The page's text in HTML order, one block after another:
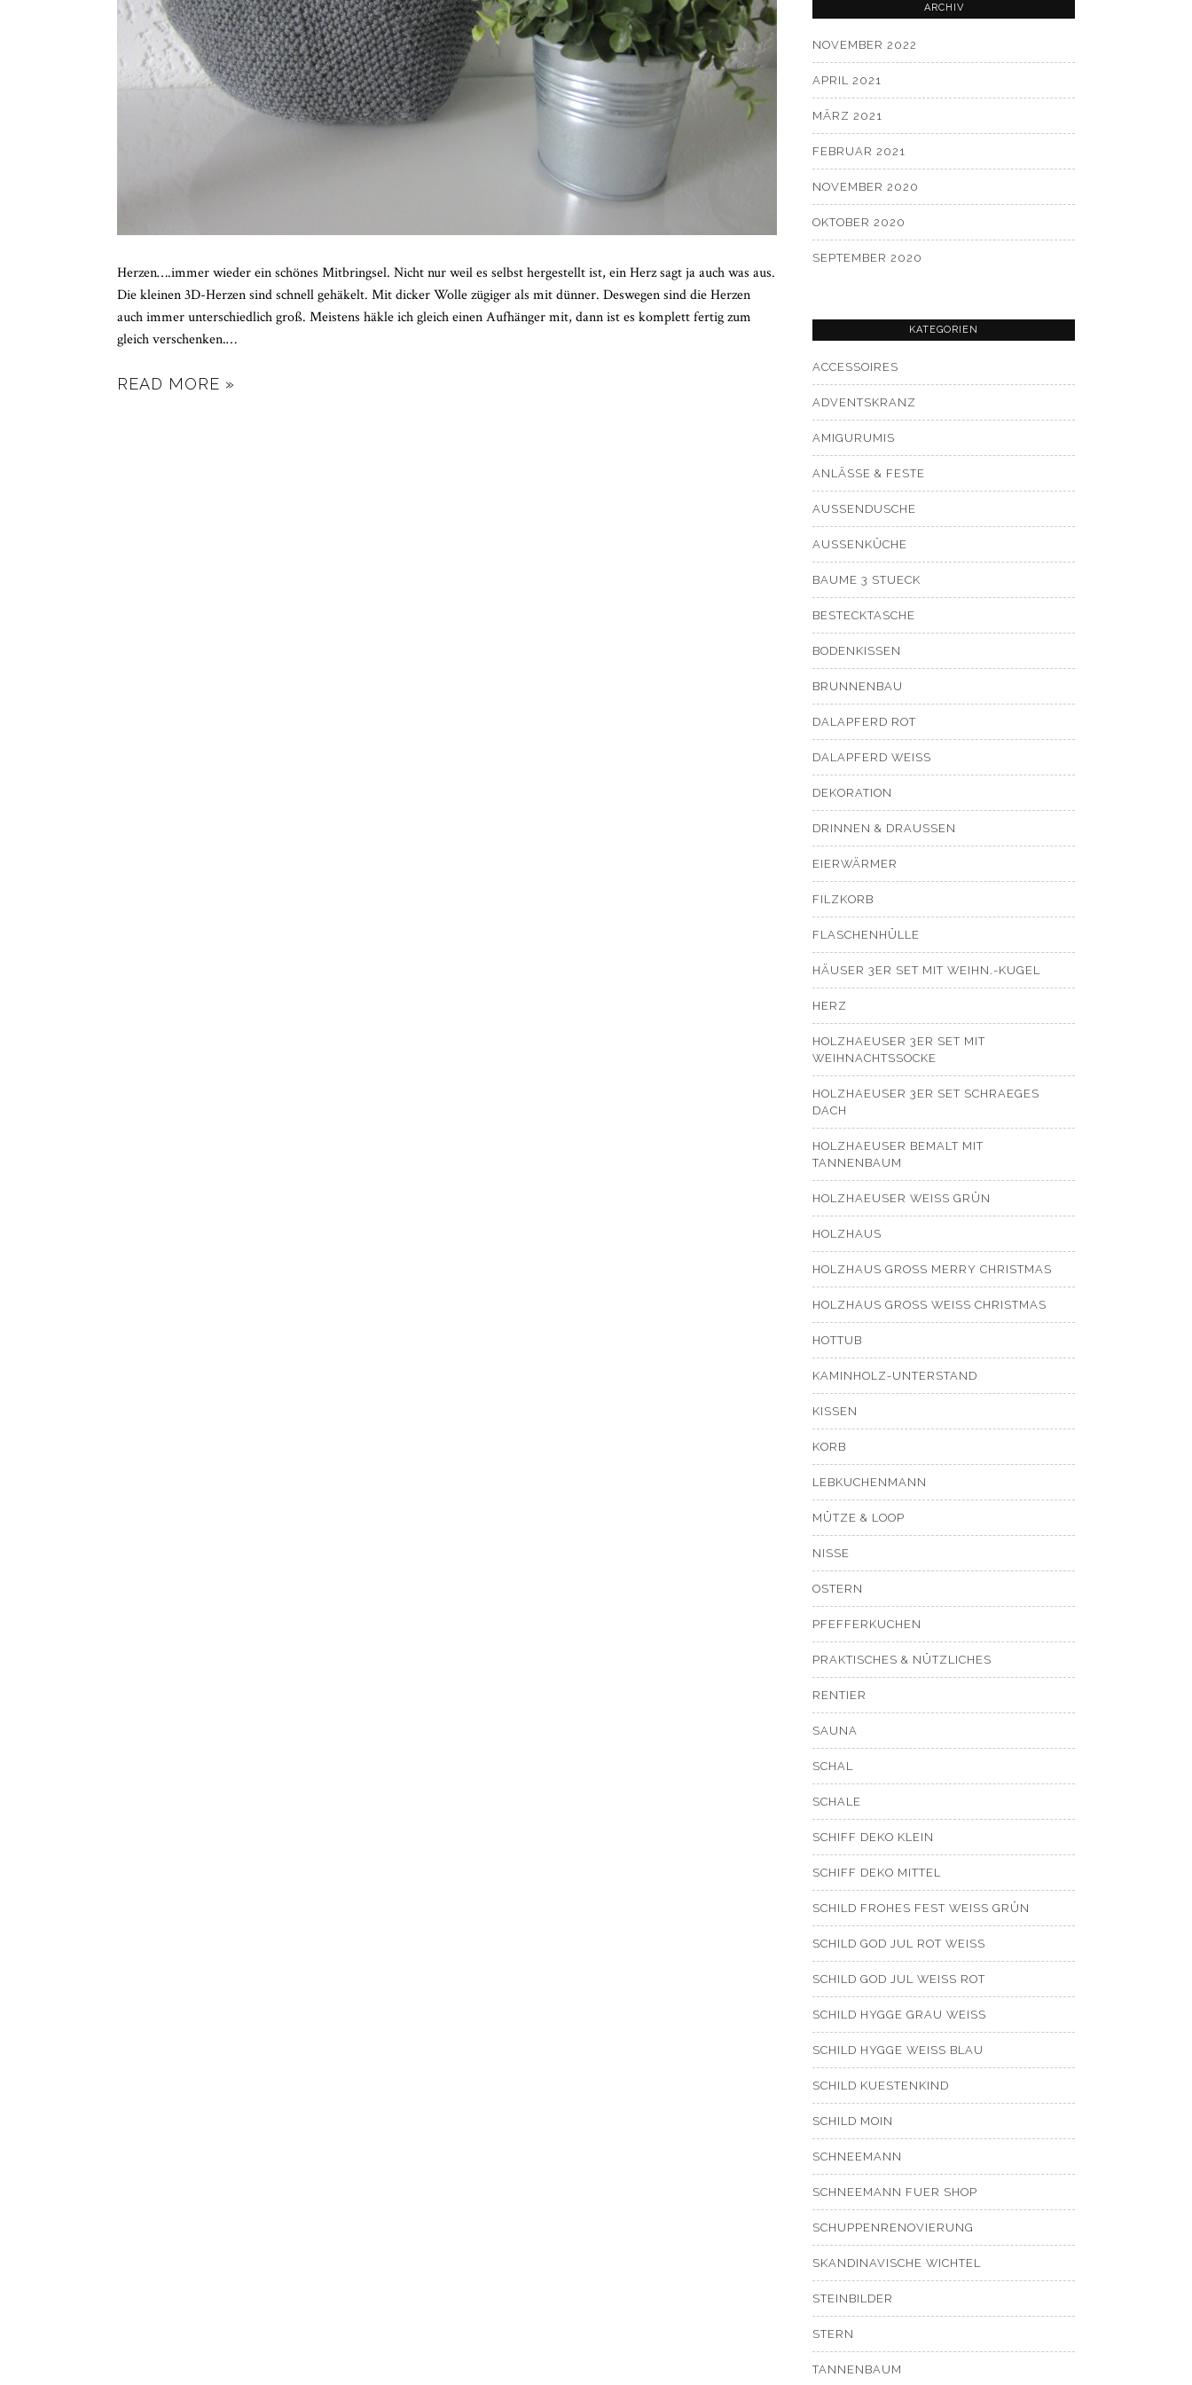
Herzen….immer wieder ein schönes Mitbringsel. Nicht nur weil es selbst hergestellt ist, ein Herz sagt ja auch was aus.
Die kleinen 3D-Herzen sind schnell gehäkelt. Mit dicker Wolle zügiger als mit dünner. Deswegen sind die Herzen
auch immer unterschiedlich groß. Meistens häkle ich gleich einen Aufhänger mit, dann ist es komplett fertig zum
gleich verschenken.…
READ MORE »
ARCHIV
NOVEMBER 2022
APRIL 2021
MÄRZ 2021
FEBRUAR 2021
NOVEMBER 2020
OKTOBER 2020
SEPTEMBER 2020
KATEGORIEN
ACCESSOIRES
ADVENTSKRANZ
AMIGURUMIS
ANLÄSSE & FESTE
AUSSENDUSCHE
AUSSENKÜCHE
BAUME 3 STUECK
BESTECKTASCHE
BODENKISSEN
BRUNNENBAU
DALAPFERD ROT
DALAPFERD WEISS
DEKORATION
DRINNEN & DRAUSSEN
EIERWÄRMER
FILZKORB
FLASCHENHÜLLE
HÄUSER 3ER SET MIT WEIHN.-KUGEL
HERZ
HOLZHAEUSER 3ER SET MIT
WEIHNACHTSSOCKE
HOLZHAEUSER 3ER SET SCHRAEGES
DACH
HOLZHAEUSER BEMALT MIT
TANNENBAUM
HOLZHAEUSER WEISS GRÜN
HOLZHAUS
HOLZHAUS GROSS MERRY CHRISTMAS
HOLZHAUS GROSS WEISS CHRISTMAS
HOTTUB
KAMINHOLZ-UNTERSTAND
KISSEN
KORB
LEBKUCHENMANN
MÜTZE & LOOP
NISSE
OSTERN
PFEFFERKUCHEN
PRAKTISCHES & NÜTZLICHES
RENTIER
SAUNA
SCHAL
SCHALE
SCHIFF DEKO KLEIN
SCHIFF DEKO MITTEL
SCHILD FROHES FEST WEISS GRÜN
SCHILD GOD JUL ROT WEISS
SCHILD GOD JUL WEISS ROT
SCHILD HYGGE GRAU WEISS
SCHILD HYGGE WEISS BLAU
SCHILD KUESTENKIND
SCHILD MOIN
SCHNEEMANN
SCHNEEMANN FUER SHOP
SCHUPPENRENOVIERUNG
SKANDINAVISCHE WICHTEL
STEINBILDER
STERN
TANNENBAUM